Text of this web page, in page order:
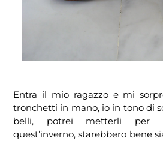
Entra il mio ragazzo e mi
tronchetti in mano, io in tono di
belli, potrei metterli per
quest’inverno, starebbero bene